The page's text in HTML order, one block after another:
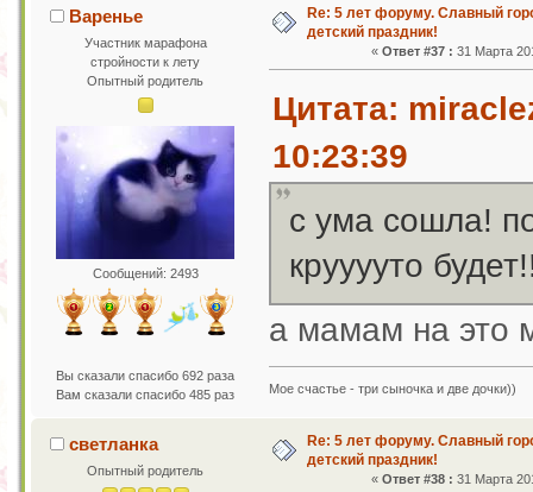
Варенье
Участник марафона
стройности к лету
Опытный родитель
Сообщений: 2493
Вы сказали спасибо 692 раза
Вам сказали спасибо 485 раз
Re: 5 лет форуму. Славный
детский праздник!
« Ответ #37 : 31 Марта
Цитата:
10:23:39
с ума сошла!
крууууто
а мамам на это
Мое счастье - три сыночка и две дочки))
светланка
Опытный родитель
Re: 5 лет форуму. Славный
детский праздник!
« Ответ #38 : 31 Марта